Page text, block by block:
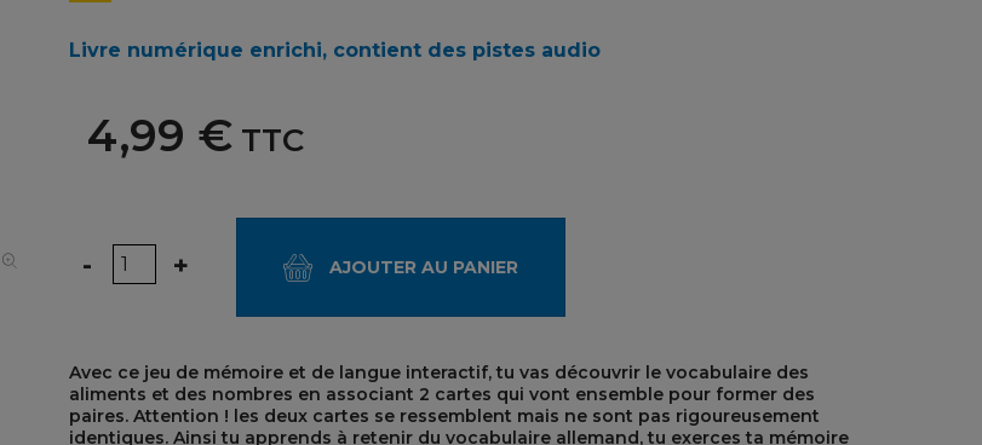
Livre numérique enrichi, contient des pistes audio
4,99 €TTC
Quantité
- + AJOUTER AU PANIER
Avec ce jeu de mémoire et de langue interactif, tu vas découvrir le vocabulaire des
aliments et des nombres en associant 2 cartes qui vont ensemble pour former des
paires. Attention ! les deux cartes se ressemblent mais ne sont pas rigoureusement
identiques. Ainsi tu apprends à retenir du vocabulaire allemand, tu exerces ta mémoire